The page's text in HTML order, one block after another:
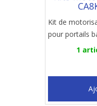
Kit de
pour portails
1